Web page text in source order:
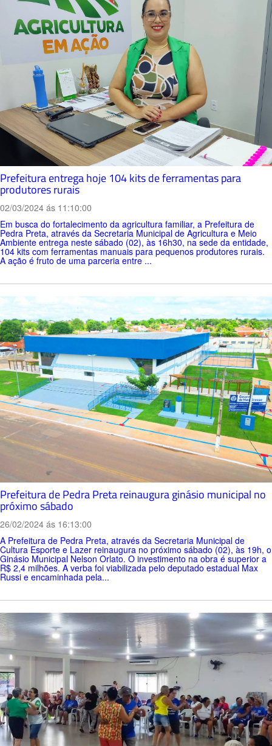
Prefeitura entrega hoje 104 kits de ferramentas para
produtores rurais
02/03/2024 ás 11:10:00
Em busca do fortalecimento da agricultura familiar, a Prefeitura de
Pedra Preta, através da Secretaria Municipal de Agricultura e Meio
Ambiente entrega neste sábado (02), às 16h30, na sede da entidade,
104 kits com ferramentas manuais para pequenos produtores rurais.
A ação é fruto de uma parceria entre ...
Prefeitura de Pedra Preta reinaugura ginásio municipal no
próximo sábado
26/02/2024 ás 16:13:00
A Prefeitura de Pedra Preta, através da Secretaria Municipal de
Cultura Esporte e Lazer reinaugura no próximo sábado (02), às 19h, o
Ginásio Municipal Nelson Orlato. O investimento na obra é superior a
R$ 2,4 milhões. A verba foi viabilizada pelo deputado estadual Max
Russi e encaminhada pela...